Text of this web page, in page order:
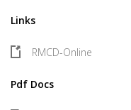
Links
RMCD-Online
Pdf Docs